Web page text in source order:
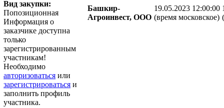
Вид закупки:
Попозиционная
Информация о
заказчике доступна
только
зарегистрированным
участникам!
Необходимо
авторизоваться или
зарегистрироваться и
заполнить профиль
участника.
Башкир-
Агроинвест, ООО
19.05.2023 12:00:00
(время московское)